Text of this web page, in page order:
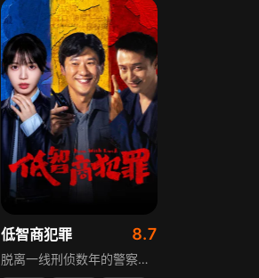
低智商犯罪 8.7
脱离一线刑侦数年的警察张一昂，因省厅匿名举报信被派往三江口调查。他刚到就遇刑警队长被害，洗清嫌疑时意外抓获连环杀人案凶手，迅速建立声望。张一昂锁定当地富商周荣团伙，蠢贼间勾心斗角的蝴蝶效应助警方屡建奇功，最终查明同僚遇害真相，让真凶落网。剧集以喜剧风格展现刑侦故事，充满黑色幽默。